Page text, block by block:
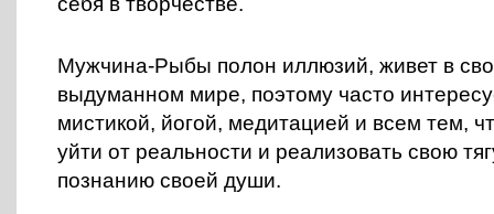
Мужчина-Рыбы полон иллюзий, живет в
выдуманном мире, поэтому часто
мистикой, йогой, медитацией и всем тем,
уйти от реальности и реализовать свою
познанию своей души.